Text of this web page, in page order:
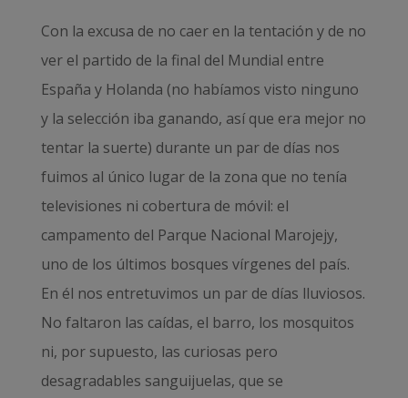
Con la excusa de no caer en la tentación y de no
ver el partido de la final del Mundial entre
España y Holanda (no habíamos visto ninguno
y la selección iba ganando, así que era mejor no
tentar la suerte) durante un par de días nos
fuimos al único lugar de la zona que no tenía
televisiones ni cobertura de móvil: el
campamento del Parque Nacional Marojejy,
uno de los últimos bosques vírgenes del país.
En él nos entretuvimos un par de días lluviosos.
No faltaron las caídas, el barro, los mosquitos
ni, por supuesto, las curiosas pero
desagradables sanguijuelas, que se